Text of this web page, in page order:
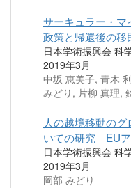
サーキュラー・
政策と帰還後の
日本学術振興会 科
2019年3月
中坂 恵美子, 青木
みどり, 片柳 真理,
人の越境移動の
いての研究―EU
日本学術振興会 科
2019年3月
岡部 みどり